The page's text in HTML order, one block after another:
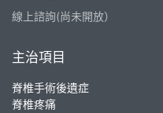
線上諮詢(尚未開放）
主治項目
脊椎手術後遺症
脊椎疼痛